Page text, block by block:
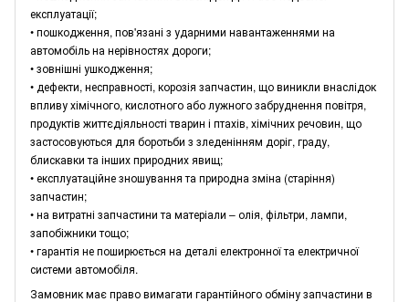
експлуатації;
• пошкодження, пов'язані з ударними навантаженнями на
автомобіль на нерівностях дороги;
• зовнішні ушкодження;
• дефекти, несправності, корозія запчастин, що виникли внаслідок
впливу хімічного, кислотного або лужного забруднення повітря,
продуктів життєдіяльності тварин і птахів, хімічних речовин, що
застосовуються для боротьби з зледенінням доріг, граду,
блискавки та інших природних явищ;
• експлуатаційне зношування та природна зміна (старіння)
запчастин;
• на витратні запчастини та матеріали – олія, фільтри, лампи,
запобіжники тощо;
• гарантія не поширюється на деталі електронної та електричної
системи автомобіля.
Замовник має право вимагати гарантійного обміну запчастини в